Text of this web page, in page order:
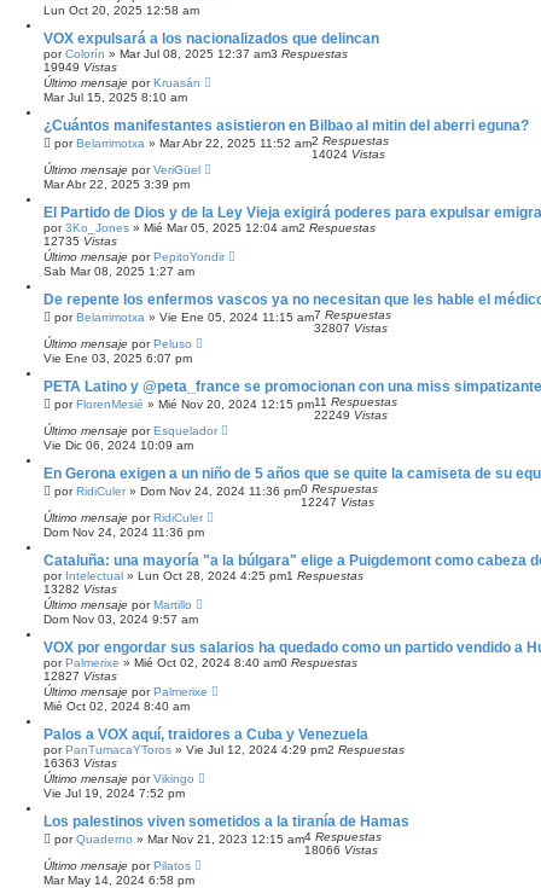
Lun Oct 20, 2025 12:58 am
VOX expulsará a los nacionalizados que delincan
porColorín » Mar Jul 08, 2025 12:37 am3 Respuestas
19949 Vistas
Último mensaje porKruasán
Mar Jul 15, 2025 8:10 am
¿Cuántos manifestantes asistieron en Bilbao al mitin del aberri eguna?
porBelarrimotxa » Mar Abr 22, 2025 11:52 am2 Respuestas
14024 Vistas
Último mensaje porVeriGüel
Mar Abr 22, 2025 3:39 pm
El Partido de Dios y de la Ley Vieja exigirá poderes para expulsar
por3Ko_Jones » Mié Mar 05, 2025 12:04 am2 Respuestas
12735 Vistas
Último mensaje porPepitoYondir
Sab Mar 08, 2025 1:27 am
De repente los enfermos vascos ya no necesitan que les hable el
porBelarrimotxa » Vie Ene 05, 2024 11:15 am7 Respuestas
32807 Vistas
Último mensaje porPeluso
Vie Ene 03, 2025 6:07 pm
PETA Latino y @peta_france se promocionan con una miss
porFlorenMesié » Mié Nov 20, 2024 12:15 pm11 Respuestas
22249 Vistas
Último mensaje porEsquelador
Vie Dic 06, 2024 10:09 am
En Gerona exigen a un niño de 5 años que se quite la camiseta de su
porRidiCuler» Dom Nov 24, 2024 11:36 pm0 Respuestas
12247 Vistas
Último mensaje porRidiCuler
Dom Nov 24, 2024 11:36 pm
Cataluña: una mayoría "a la búlgara" elige a Puigdemont como cabeza
por Intelectual » Lun Oct 28, 2024 4:25 pm1 Respuestas
13282 Vistas
Último mensaje porMartillo
Dom Nov 03, 2024 9:57 am
VOX por engordar sus salarios ha quedado como un partido vendido a
porPalmerixe » Mié Oct 02, 2024 8:40 am0 Respuestas
12827 Vistas
Último mensaje porPalmerixe
Mié Oct 02, 2024 8:40 am
Palos a VOX aquí, traidores a Cuba y Venezuela
porPanTumacaYToros » Vie Jul 12, 2024 4:29 pm2 Respuestas
16363 Vistas
Último mensaje porVikingo
Vie Jul 19, 2024 7:52 pm
Los palestinos viven sometidos a la tiranía de Hamas
porQuaderno » Mar Nov 21, 2023 12:15 am4 Respuestas
18066 Vistas
Último mensaje porPilatos
Mar May 14, 2024 6:58 pm